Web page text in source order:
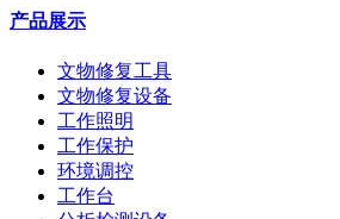
产品展示
文物修复工具
文物修复设备
工作照明
工作保护
环境调控
工作台